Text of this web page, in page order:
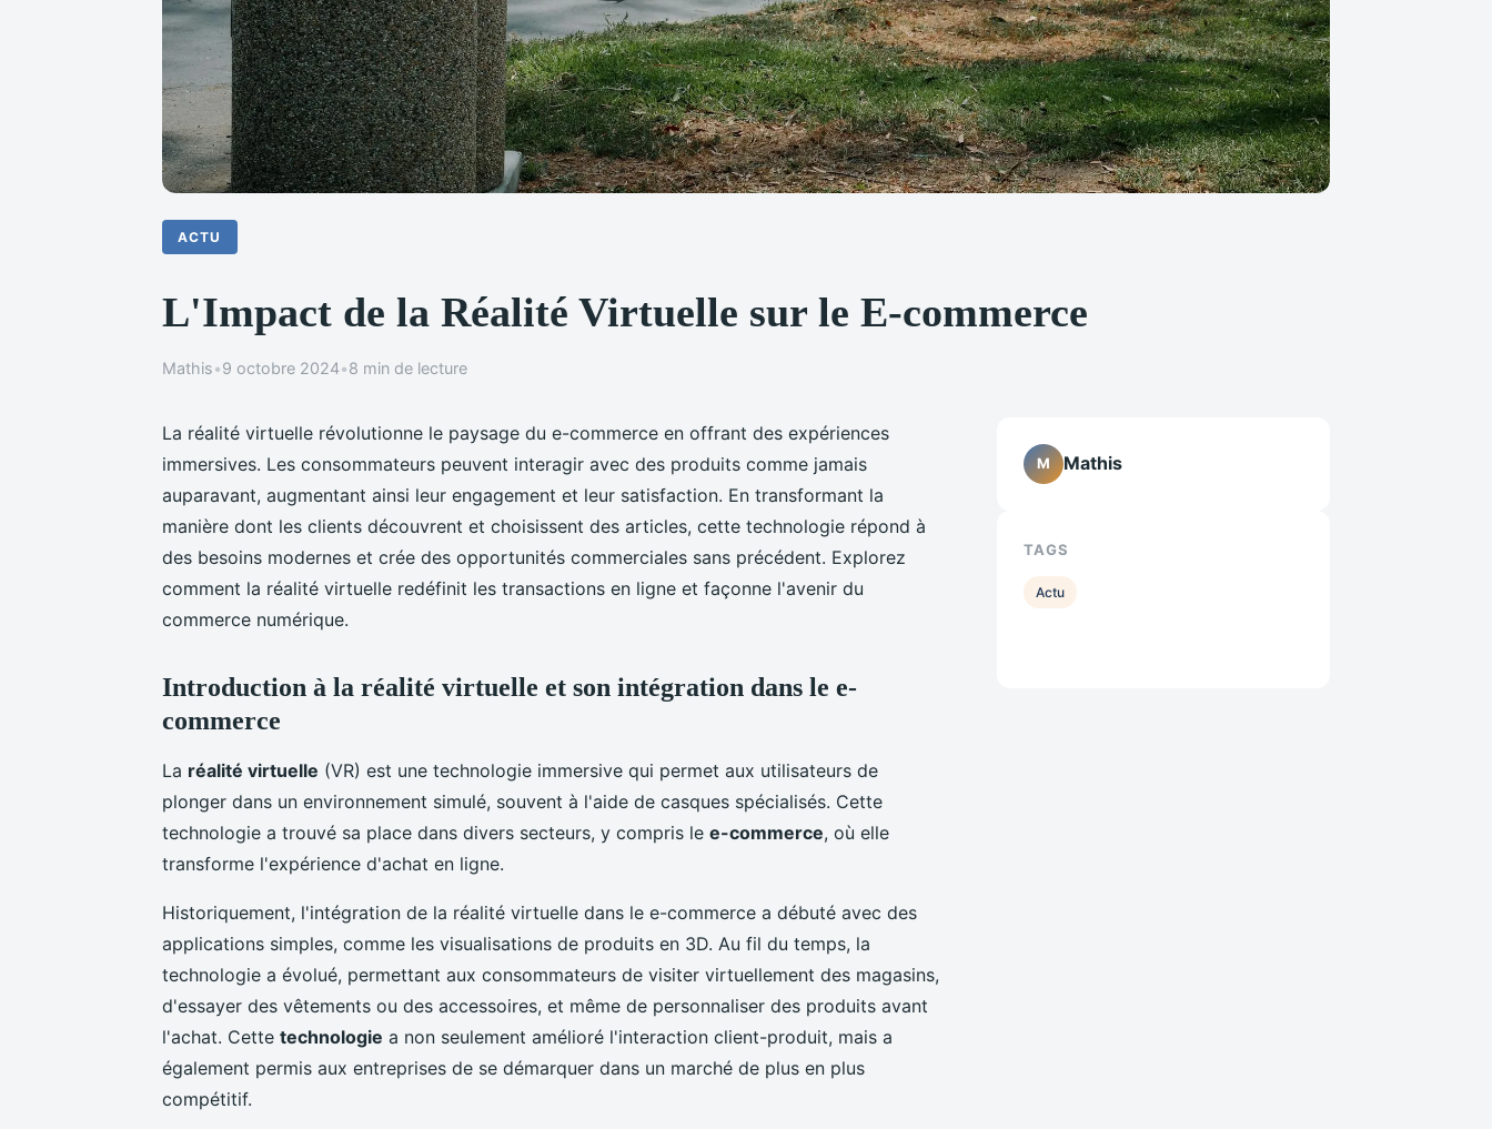
ACTU
L'Impact de la Réalité Virtuelle sur le E-commerce
Mathis•9 octobre 2024•8 min de lecture
La réalité virtuelle révolutionne le paysage du e-commerce en offrant des expériences
immersives. Les consommateurs peuvent interagir avec des produits comme jamais
auparavant, augmentant ainsi leur engagement et leur satisfaction. En transformant la
manière dont les clients découvrent et choisissent des articles, cette technologie répond à
des besoins modernes et crée des opportunités commerciales sans précédent. Explorez
comment la réalité virtuelle redéfinit les transactions en ligne et façonne l'avenir du
commerce numérique.
Introduction à la réalité virtuelle et son intégration dans le e-
commerce
La réalité virtuelle (VR) est une technologie immersive qui permet aux utilisateurs de
plonger dans un environnement simulé, souvent à l'aide de casques spécialisés. Cette
technologie a trouvé sa place dans divers secteurs, y compris le e-commerce, où elle
transforme l'expérience d'achat en ligne.
Historiquement, l'intégration de la réalité virtuelle dans le e-commerce a débuté avec des
applications simples, comme les visualisations de produits en 3D. Au fil du temps, la
technologie a évolué, permettant aux consommateurs de visiter virtuellement des magasins,
d'essayer des vêtements ou des accessoires, et même de personnaliser des produits avant
l'achat. Cette technologie a non seulement amélioré l'interaction client-produit, mais a
également permis aux entreprises de se démarquer dans un marché de plus en plus
compétitif.
M Mathis
TAGS
Actu